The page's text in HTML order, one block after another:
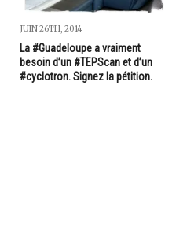
JUIN 26TH, 2014
La #Guadeloupe a vraiment
besoin d’un #TEPScan et d’un
#cyclotron. Signez la pétition.